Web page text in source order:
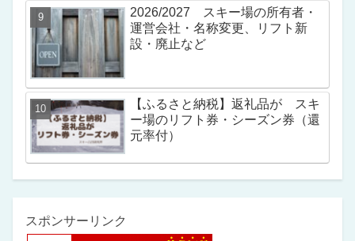
2026/2027 スキー場の所有者・
運営会社・名称変更、リフト新
設・廃止など
【ふるさと納税】返礼品が スキ
ー場のリフト券・シーズン券（還
元率付）
スポンサーリンク